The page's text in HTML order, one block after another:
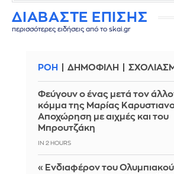
ΔΙΑΒΑΣΤΕ ΕΠΙΣΗΣ
περισσότερες ειδήσεις από το skai.gr
ΡΟΗ ΔΗΜΟΦΙΛΗ
Φεύγουν ο ένας μετά τον
κόμμα της Μαρίας
Αποχώρηση με αιχμές και του
Μπρουτζάκη
IN 2 HOURS
«Ενδιαφέρον του Ολυμπιακού